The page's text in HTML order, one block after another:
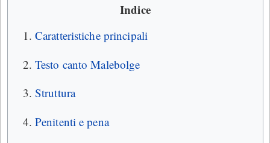
Indice
Caratteristiche principali
Testo canto Malebolge
Struttura
Penitenti e pena